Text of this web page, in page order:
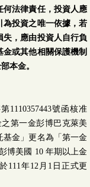
何法律責任，投資人應
為投資之唯一依據，若
，應由投資人自行負
或其他相關保護機制
本金。
1110357443號函核准
第一金彭博巴克萊美
基金」更名為「第一金
博美國 10 年期以上金
111年12月1日正式更